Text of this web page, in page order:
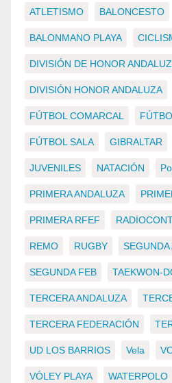
ATLETISMO BALONCESTO
BALONMANO PLAYA
DIVISIÓN DE HONOR
DIVISIÓN HONOR ANDALUZA
FÚTBOL COMARCAL
FÚTBOL SALA GIBRALTAR
JUVENILES NATACIÓN
PRIMERA ANDALUZA
PRIMERA RFEF
REMO RUGBY
SEGUNDA FEB TAEKWON-
TERCERA ANDALUZA
TERCERA FEDERACIÓN
UD LOS BARRIOS Vela
VÓLEY PLAYA WATERPOLO